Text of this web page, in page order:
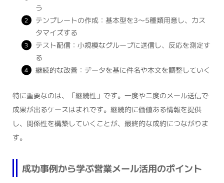
う
テンプレートの作成：基本型を3〜5種類用意し、カス
タマイズする
テスト配信：小規模なグループに送信し、反応を測定す
る
継続的な改善：データを基に件名や本文を調整していく
特に重要なのは、「継続性」です。一度や二度のメール送信で
成果が出るケースはまれです。継続的に価値ある情報を提供
し、関係性を構築していくことが、最終的な成約につながりま
す。
成功事例から学ぶ営業メール活用のポイント